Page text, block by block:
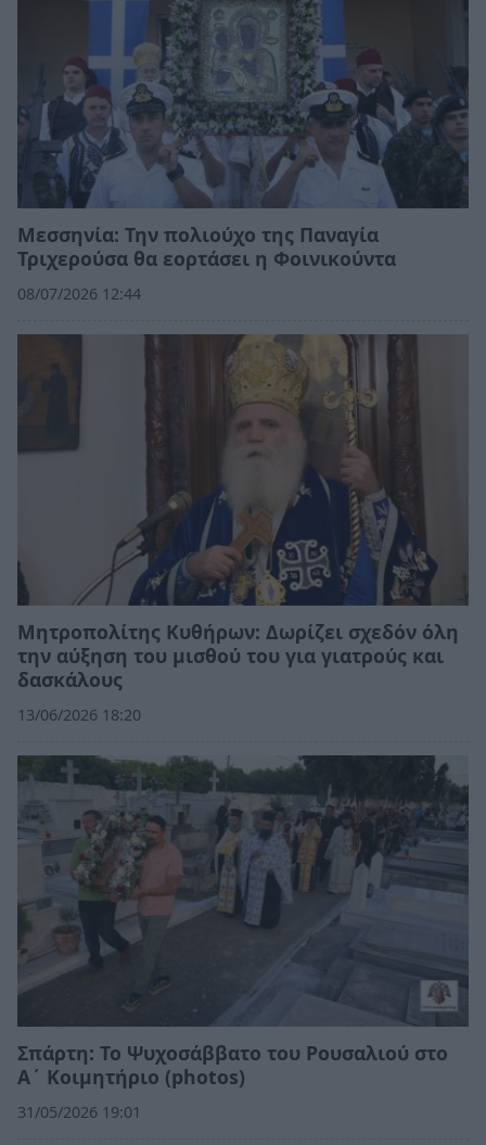
Μεσσηνία: Την πολιούχο της Παναγία
Τριχερούσα θα εορτάσει η Φοινικούντα
08/07/2026 12:44
Μητροπολίτης Κυθήρων: Δωρίζει σχεδόν όλη
την αύξηση του μισθού του για γιατρούς και
δασκάλους
13/06/2026 18:20
Σπάρτη: Το Ψυχοσάββατο του Ρουσαλιού στο
Α΄ Κοιμητήριο (photos)
31/05/2026 19:01